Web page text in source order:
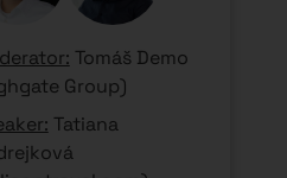
Tomáš Demo
Group)
Tatiana